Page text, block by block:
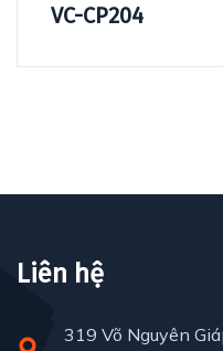
VC-CP204
Liên hệ
319 Võ Nguyên